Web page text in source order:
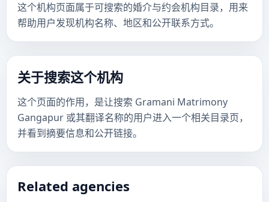
这个机构页面属于可搜索的婚介与约会机构目录，用来
帮助用户发现机构名称、地区和公开联系方式。
关于搜索这个机构
这个页面的作用，是让搜索 Gramani Matrimony
Gangapur 或其翻译名称的用户进入一个相关目录页，
并看到摘要信息和公开链接。
Related agencies